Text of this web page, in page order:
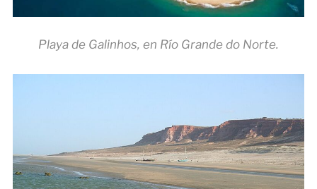
Playa de Galinhos, en Río Grande do Norte.